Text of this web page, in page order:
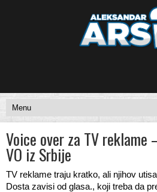
Voice over za TV
VO iz Srbije
TV reklame traju kratko, ali njihov
Dosta zavisi od glasa., koji treba da